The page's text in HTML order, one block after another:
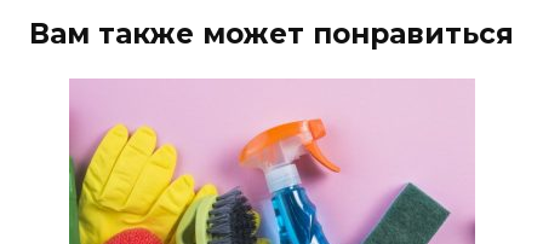
Вам также может понравиться